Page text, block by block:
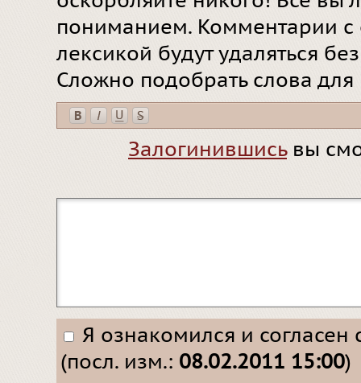
пониманием. Комментарии
лексикой будут удаляться
Сложно подобрать слова
Залогинившисьвы
Я ознакомился и согласен
(посл. изм.: 08.02.2011 15:00)